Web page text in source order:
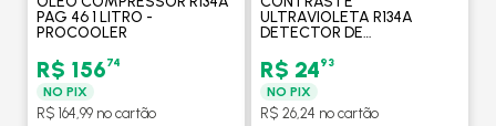
PAG 46 1 LITRO -
PROCOOLER
R$ 15674
NO PIX
R$ 164,99 no cartão
ULTRAVIOLETA R134A
DETECTOR DE
MONTREAL
R$ 2493
NO PIX
R$ 26,24 no cartão